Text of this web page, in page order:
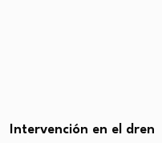
Intervención en el dren